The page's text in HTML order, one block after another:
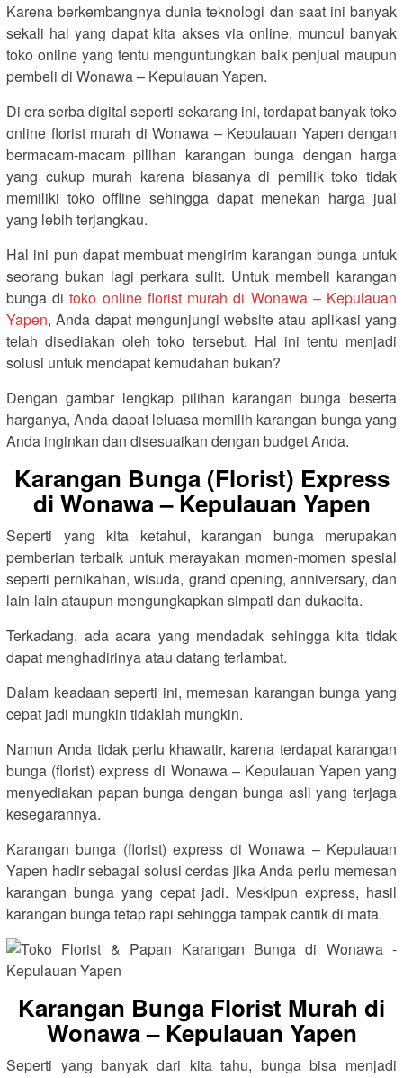
Karena berkembangnya dunia teknologi dan saat ini banyak
sekali hal yang dapat kita akses via online, muncul banyak
toko online yang tentu menguntungkan baik penjual maupun
pembeli di Wonawa – Kepulauan Yapen.
Di era serba digital seperti sekarang ini, terdapat banyak toko
online florist murah di Wonawa – Kepulauan Yapen dengan
bermacam-macam pilihan karangan bunga dengan harga
yang cukup murah karena biasanya di pemilik toko tidak
memiliki toko offline sehingga dapat menekan harga jual
yang lebih terjangkau.
Hal ini pun dapat membuat mengirim karangan bunga untuk
seorang bukan lagi perkara sulit. Untuk membeli karangan
bunga ditoko online florist murah di Wonawa – Kepulauan
Yapen, Anda dapat mengunjungi website atau aplikasi yang
telah disediakan oleh toko tersebut. Hal ini tentu menjadi
solusi untuk mendapat kemudahan bukan?
Dengan gambar lengkap pilihan karangan bunga beserta
harganya, Anda dapat leluasa memilih karangan bunga yang
Anda inginkan dan disesuaikan dengan budget Anda.
Karangan Bunga (Florist) Express
di Wonawa – Kepulauan Yapen
Seperti yang kita ketahui, karangan bunga merupakan
pemberian terbaik untuk merayakan momen-momen spesial
seperti pernikahan, wisuda, grand opening, anniversary, dan
lain-lain ataupun mengungkapkan simpati dan dukacita.
Terkadang, ada acara yang mendadak sehingga kita tidak
dapat menghadirinya atau datang terlambat.
Dalam keadaan seperti ini, memesan karangan bunga yang
cepat jadi mungkin tidaklah mungkin.
Namun Anda tidak perlu khawatir, karena terdapat karangan
bunga (florist) express di Wonawa – Kepulauan Yapen yang
menyediakan papan bunga dengan bunga asli yang terjaga
kesegarannya.
Karangan bunga (florist) express di Wonawa – Kepulauan
Yapen hadir sebagai solusi cerdas jika Anda perlu memesan
karangan bunga yang cepat jadi. Meskipun express, hasil
karangan bunga tetap rapi sehingga tampak cantik di mata.
Karangan Bunga Florist Murah di
Wonawa – Kepulauan Yapen
Seperti yang banyak dari kita tahu, bunga bisa menjadi